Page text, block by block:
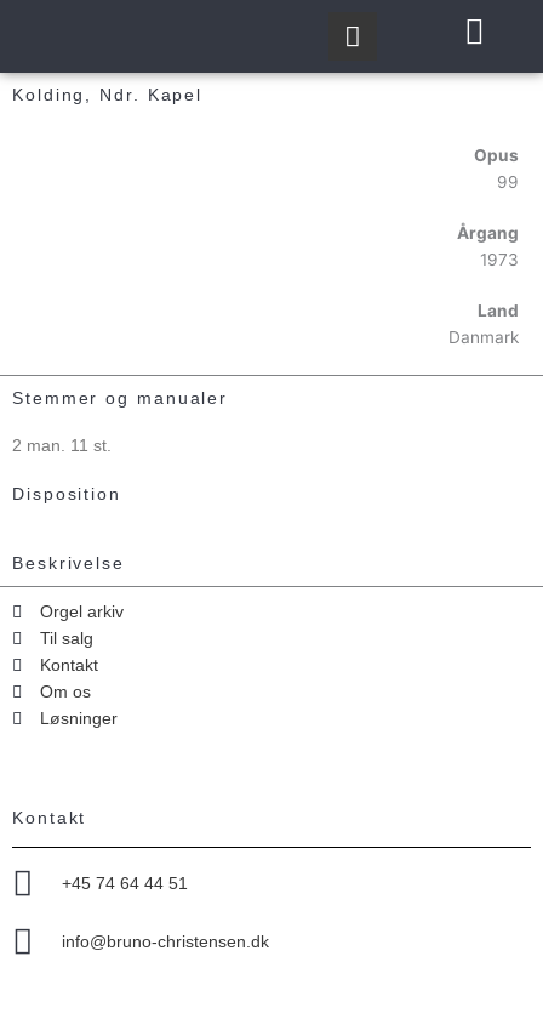
Kolding, Ndr. Kapel
Opus
99
Årgang
1973
Land
Danmark
Stemmer og manualer
2 man. 11 st.
Disposition
Beskrivelse
Orgel arkiv
Til salg
Kontakt
Om os
Løsninger
Kontakt
+45 74 64 44 51
info@bruno-christensen.dk